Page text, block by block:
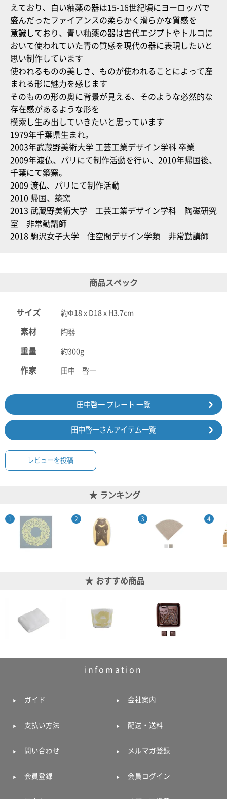
えており、白い釉薬の器は15-16世紀頃にヨーロッパで
盛んだったファイアンスの柔らかく滑らかな質感を
意識しており、青い釉薬の器は古代エジプトやトルコに
おいて使われていた青の質感を現代の器に表現したいと
思い制作しています
使われるものの美しさ、ものが使われることによって産
まれる形に魅力を感じます
そのものの形の奥に背景が見える、そのような必然的な
存在感があるような形を
模索し生み出していきたいと思っています
1979年千葉県生まれ。
2003年武蔵野美術大学 工芸工業デザイン学科 卒業
2009年渡仏、パリにて制作活動を行い、2010年帰国後、
千葉にて築窯。
2009 渡仏、パリにて制作活動
2010 帰国、築窯
2013 武蔵野美術大学 工芸工業デザイン学科 陶磁研究
室 非常勤講師
2018 駒沢女子大学 住空間デザイン学類 非常勤講師
商品スペック
サイズ 約Φ18 x D18 x H3.7cm
素材 陶器
重量 約300g
作家 田中 啓一
田中啓一 プレート 一覧
田中啓一さんアイテム一覧
レビューを投稿
ランキング
おすすめ商品
infomation
ガイド 会社案内
支払い方法 配送・送料
問い合わせ メルマガ登録
会員登録 会員ログイン